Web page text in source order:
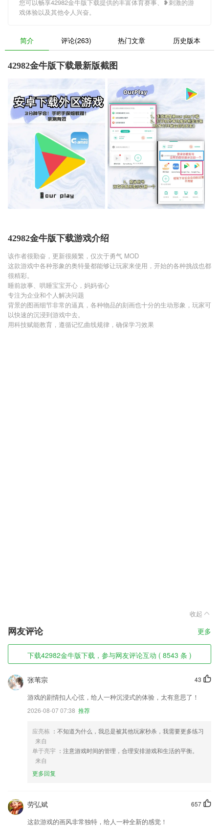
您可以畅享42982金牛版下载提供的丰富体育赛事、❥刺激的游
戏体验以及其他令人兴奋。
简介 评论(263) 热门文章 历史版本
42982金牛版下载最新版截图
42982金牛版下载游戏介绍
该作者很勤奋，更新很频繁，仅次于勇气 MOD
这款游戏中各种形象的奥特曼都能够让玩家来使用，开始的各种挑战也都
很精彩。
睡前故事、哄睡宝宝开心，妈妈省心
专注为企业和个人解决问题
背景的图画细节非常的逼真，各种物品的刻画也十分的生动形象，玩家可
以快速的沉浸到游戏中去。
用科技赋能教育，遵循记忆曲线规律，确保学习效果
收起
网友评论 更多
下载42982金牛版下载，参与网友评论互动 ( 8543 条 )
43
张苇宗
游戏的剧情扣人心弦，给人一种沉浸式的体验，太有意思了！
2026-08-07 07:38 推荐
应亮栋 ：不知道为什么，我总是被其他玩家秒杀，我需要更多练习
来自
单于亮宇 ：注意游戏时间的管理，合理安排游戏和生活的平衡。
来自
更多回复
657
劳弘斌
这款游戏的画风非常独特，给人一种全新的感觉！